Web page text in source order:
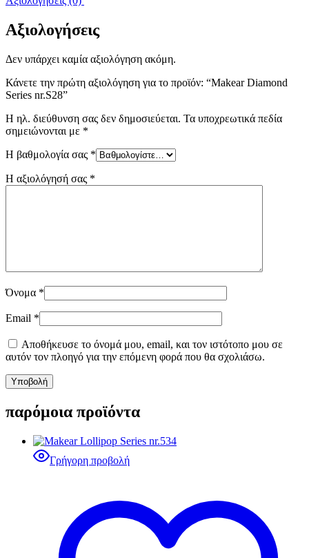
Αξιολογήσεις
Δεν υπάρχει καμία αξιολόγηση ακόμη.
Κάνετε την πρώτη αξιολόγηση για το προϊόν: “Makear Diamond
Series nr.S28”
Η ηλ. διεύθυνση σας δεν δημοσιεύεται. Τα υποχρεωτικά πεδία
σημειώνονται με *
Η βαθμολογία σας *
Η αξιολόγησή σας *
Όνομα *
Email *
Αποθήκευσε το όνομά μου, email, και τον ιστότοπο μου σε
αυτόν τον πλοηγό για την επόμενη φορά που θα σχολιάσω.
παρόμοια προϊόντα
Γρήγορη προβολή